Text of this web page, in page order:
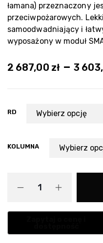
łamana) przeznaczony
przeciwpożarowych.
samoodwadniający i
wyposażony w moduł
2 687,00 zł – 3
RD
KOLUMNA